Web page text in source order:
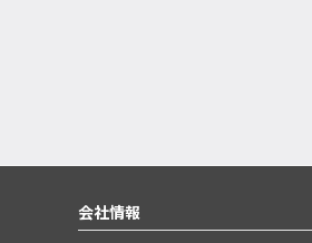
会社情報